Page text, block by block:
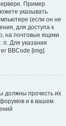
Пример
указывать
(если он не
для доступа к
на почтовые ящики
Для указания
BBCode [img].
должны прочесть их
форумов и в вашем